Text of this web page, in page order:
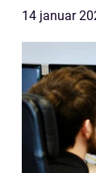
14 januar